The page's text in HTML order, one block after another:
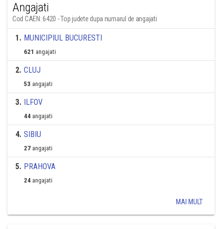
Angajati
Cod CAEN: 6420 - Top judete dupa numarul de angajati
1. MUNICIPIUL BUCURESTI
621 angajati
2. CLUJ
53 angajati
3. ILFOV
44 angajati
4. SIBIU
27 angajati
5. PRAHOVA
24 angajati
MAI MULT